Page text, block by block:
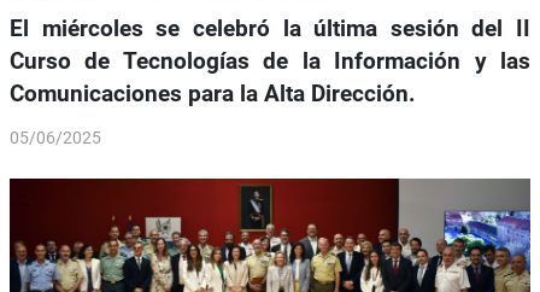
El miércoles se celebró la última sesión del II
Curso de Tecnologías de la Información y las
Comunicaciones para la Alta Dirección.
05/06/2025